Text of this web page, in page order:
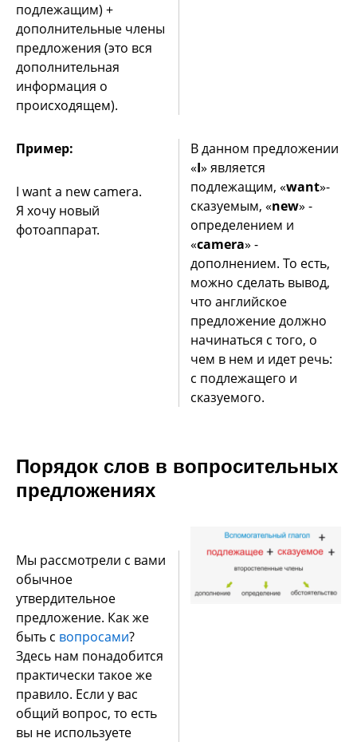
подлежащим) +
дополнительные члены
предложения (это вся
дополнительная
информация о
происходящем).
Пример:
I want a new camera.
Я хочу новый
фотоаппарат.
В данном предложении
«I» является
подлежащим, «want»-
сказуемым, «new» -
определением и
«camera» -
дополнением. То есть,
можно сделать вывод,
что английское
предложение должно
начинаться с того, о
чем в нем и идет речь:
с подлежащего и
сказуемого.
Порядок слов в вопросительных
предложениях
Мы рассмотрели с вами
обычное
утвердительное
предложение. Как же
быть с вопросами?
Здесь нам понадобится
практически такое же
правило. Если у вас
общий вопрос, то есть
вы не используете